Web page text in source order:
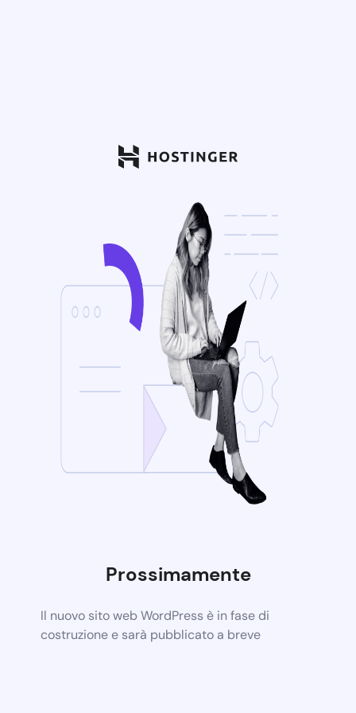
Prossimamente
Il nuovo sito web WordPress è in fase di
costruzione e sarà pubblicato a breve